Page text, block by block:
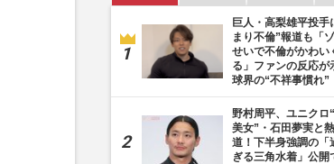
巨人・高梨雄平投手
まり不倫”報道も「
せいで不倫がかわい
る」ファンの反応が
球界の“不祥事慣れ”
野村周平、ユニクロ
美女”・石田夢実と
道！下半身強調の「
ぎる三角水着」公開